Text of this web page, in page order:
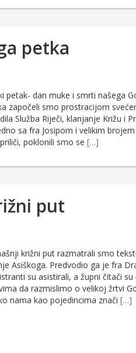
petka
petak- dan muke i smrti našega
započeli smo prostracijom
Služba Riječi, klanjanje Križu i
sa fra Josipom i velikim
poklonili smo se […]
put
križni put razmatrali smo
Asiškoga. Predvodio ga je fra
su asistirali, a župni čitači
da razmislimo o velikoj žrtvi
nama kao pojedincima znači […]